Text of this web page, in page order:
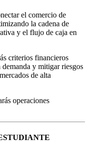
el comercio de
la cadena de
y el flujo de caja en
criterios financieros
y mitigar riesgos
de alta
operaciones